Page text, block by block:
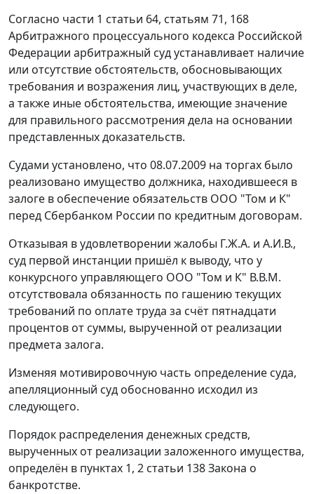
Согласно части 1 статьи 64, статьям 71, 168
Арбитражного процессуального кодекса Российской
Федерации арбитражный суд устанавливает наличие
или отсутствие обстоятельств, обосновывающих
требования и возражения лиц, участвующих в деле,
а также иные обстоятельства, имеющие значение
для правильного рассмотрения дела на основании
представленных доказательств.
Судами установлено, что 08.07.2009 на торгах было
реализовано имущество должника, находившееся в
залоге в обеспечение обязательств ООО "Том и К"
перед Сбербанком России по кредитным договорам.
Отказывая в удовлетворении жалобы Г.Ж.А. и А.И.В.,
суд первой инстанции пришёл к выводу, что у
конкурсного управляющего ООО "Том и К" В.В.М.
отсутствовала обязанность по гашению текущих
требований по оплате труда за счёт пятнадцати
процентов от суммы, вырученной от реализации
предмета залога.
Изменяя мотивировочную часть определение суда,
апелляционный суд обоснованно исходил из
следующего.
Порядок распределения денежных средств,
вырученных от реализации заложенного имущества,
определён в пунктах 1, 2 статьи 138Закона о
банкротстве.